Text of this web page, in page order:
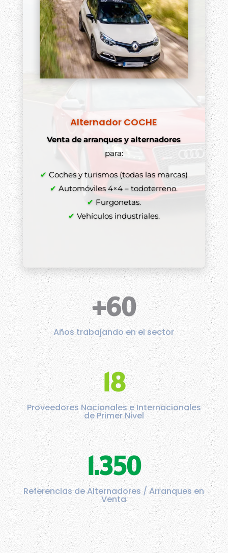
Alternador COCHE
Venta de arranques y alternadores
para:
✔ Coches y turismos (todas las marcas)
✔ Automóviles 4×4 – todoterreno.
✔ Furgonetas.
✔ Vehículos industriales.
+60
Años trabajando en el sector
18
Proveedores Nacionales e Internacionales
de Primer Nivel
1.350
Referencias de Alternadores / Arranques en
Venta